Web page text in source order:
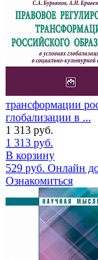
трансформации
глобализации в ...
1 313 руб.
1 313 руб.
В корзину
529 руб. Онлайн
Ознакомиться